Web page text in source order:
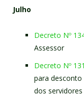
Julho
Decreto Nº
Assessor
Decreto Nº
para
dos